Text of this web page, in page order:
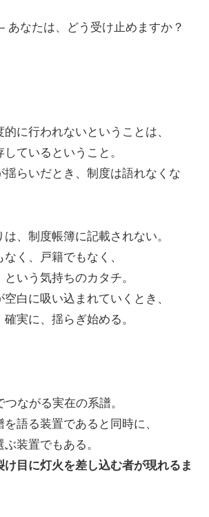
なたは、どう受け止めますか？
に行われないということは、
ているということ。
揺らいだとき、制度は語れなくな
、制度帳簿に記載されない。
く、戸籍でもなく、
いう気持ちのカタチ。
白に吸い込まれていくとき、
実に、揺らぎ始める。
ながる実在の系譜。
語る装置であると同時に、
装置でもある。
け目に灯火を差し込む者が現れるま